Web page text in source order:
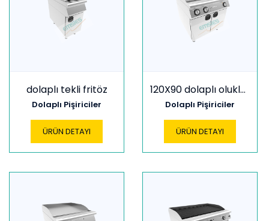
dolaplı tekli fritöz
Dolaplı Pişiriciler
ÜRÜN DETAYI
120X90 dolaplı oluklu ızgara
Dolaplı Pişiriciler
ÜRÜN DETAYI